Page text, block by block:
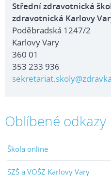
Střední zdravotnická
zdravotnická Karlovy
Poděbradská 1247/2
Karlovy Vary
360 01
353 233 936
Oblíbené odkazy
Škola online
SZŠ a VOŠZ Karlovy Vary